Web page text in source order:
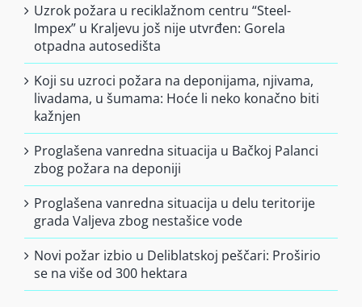
Uzrok požara u reciklažnom centru “Steel-
Impex” u Kraljevu još nije utvrđen: Gorela
otpadna autosedišta
Koji su uzroci požara na deponijama, njivama,
livadama, u šumama: Hoće li neko konačno biti
kažnjen
Proglašena vanredna situacija u Bačkoj Palanci
zbog požara na deponiji
Proglašena vanredna situacija u delu teritorije
grada Valjeva zbog nestašice vode
Novi požar izbio u Deliblatskoj peščari: Proširio
se na više od 300 hektara